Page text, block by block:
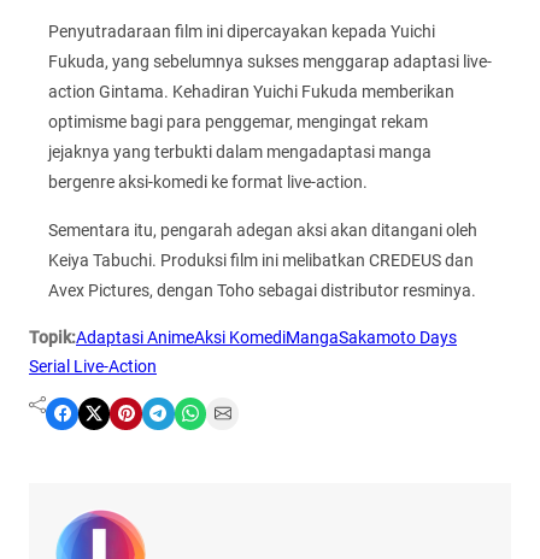
Penyutradaraan film ini dipercayakan kepada Yuichi
Fukuda, yang sebelumnya sukses menggarap adaptasi live-
action Gintama. Kehadiran Yuichi Fukuda memberikan
optimisme bagi para penggemar, mengingat rekam
jejaknya yang terbukti dalam mengadaptasi manga
bergenre aksi-komedi ke format live-action.
Sementara itu, pengarah adegan aksi akan ditangani oleh
Keiya Tabuchi. Produksi film ini melibatkan CREDEUS dan
Avex Pictures, dengan Toho sebagai distributor resminya.
Topik:Adaptasi AnimeAksi KomediMangaSakamoto Days
Serial Live-Action
Share on Facebook Share on X Share on Pinterest Share on Telegram Share on WhatsApp Share on Email